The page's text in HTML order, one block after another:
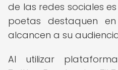
de las redes sociales
poetas destaquen
alcancen a su
Al utilizar